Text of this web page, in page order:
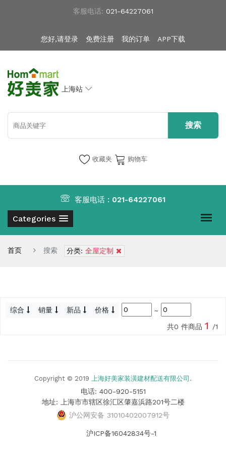
客服电话: 021-64227061
您好,请登录 免费注册 我的订单 APP下载
上海站
收藏夹 购物车
Categories
客服电话 : 021-64227061
首页 搜索 分类: 全屋定制
综合 销量 新品 价格
~
共0 件商品 1 /1
Copyright © 2019 上海好美家装潢建材配送有限公司 .
电话: 400-920-5151
地址: 上海市市辖区徐汇区肇嘉浜路201号二楼
沪公网安备 31010402007912号
沪ICP备16042834号-1